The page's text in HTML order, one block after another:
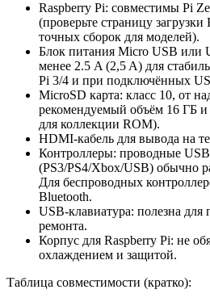
Raspberry Pi: совместимы Pi
(проверьте страницу
точных сборок для моделей).
Блок питания Micro USB или
менее 2.5 A (2,5 A) для
Pi 3/4 и при подключённых
MicroSD карта: класс 10, от
рекомендуемый объём 16 ГБ
для коллекции ROM).
HDMI‑кабель для вывода на
Контроллеры: проводные
(PS3/PS4/Xbox/USB) обычно
Для беспроводных
Bluetooth.
USB‑клавиатура: полезна
ремонта.
Корпус для Raspberry Pi: не
охлаждением и защитой.
Таблица совместимости (кратко):